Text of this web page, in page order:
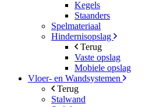
Kegels
Staanders
Spelmateriaal
Hindernisopslag
Terug
Vaste opslag
Mobiele opslag
Vloer- en Wandsystemen
Terug
Stalwand